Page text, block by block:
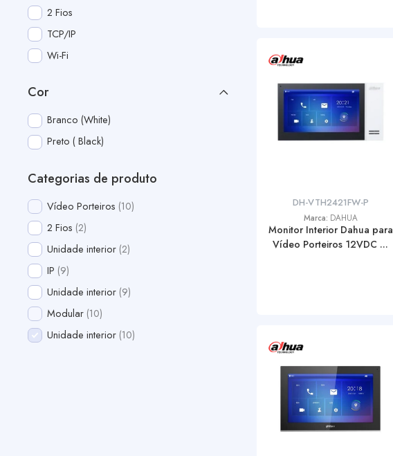
DH-VTH2421FW-P
Marca: DAHUA
Monitor Interior Dahua para
Vídeo Porteiros 12VDC ...
2 Fios
TCP/IP
Wi-Fi
Cor
Branco (White)
Preto ( Black)
Categorias de produto
Vídeo Porteiros 10
2 Fios 2
Unidade interior 2
IP 9
Unidade interior 9
Modular 10
Unidade interior 10